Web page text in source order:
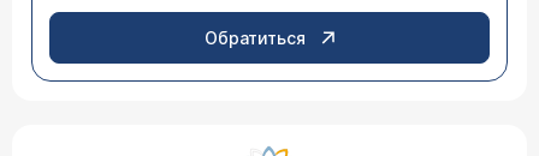
Обратиться